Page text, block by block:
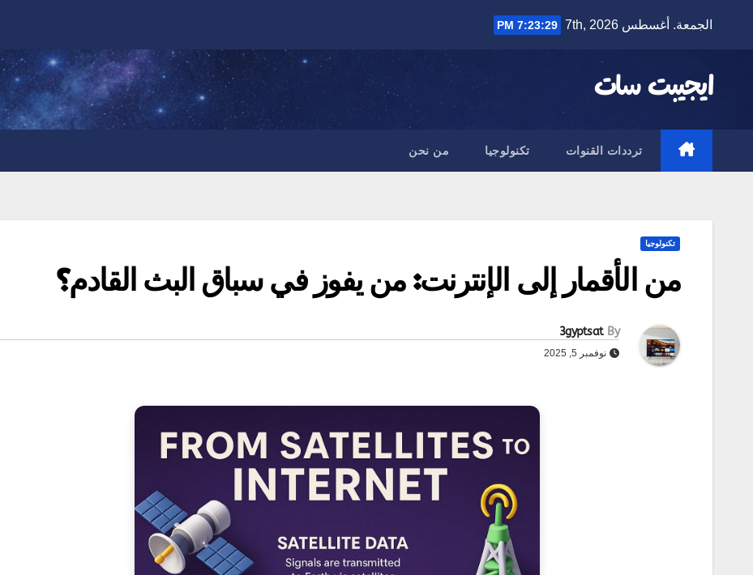
الجمعة. أغسطس 7th, 2026 7:23:30 PM
ايجيبت سات
ترددات القنوات تكنولوجيا من نحن
تكنولوجيا
من الأقمار إلى الإنترنت: من يفوز في سباق البث القادم؟
By
3gyptsat
نوفمبر 5, 2025